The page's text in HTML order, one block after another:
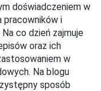
doświadczeniem w
pracowników i
co dzień zajmuje
oraz ich
w
Na blogu
sposób